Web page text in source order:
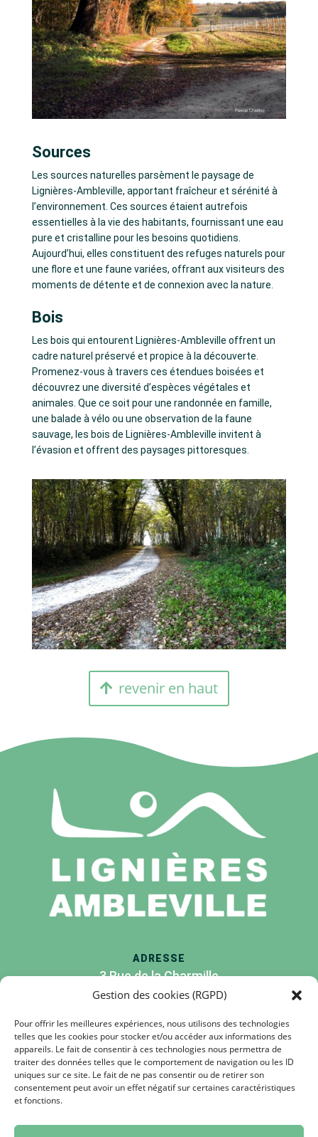
Gestion des cookies (RGPD)
Pour offrir les meilleures expériences, nous utilisons des technologies
telles que les cookies pour stocker et/ou accéder aux informations des
appareils. Le fait de consentir à ces technologies nous permettra de
traiter des données telles que le comportement de navigation ou les ID
uniques sur ce site. Le fait de ne pas consentir ou de retirer son
consentement peut avoir un effet négatif sur certaines caractéristiques
et fonctions.
Sources
Les sources naturelles parsèment le paysage de
Lignières-Ambleville, apportant fraîcheur et sérénité à
l’environnement. Ces sources étaient autrefois
essentielles à la vie des habitants, fournissant une eau
pure et cristalline pour les besoins quotidiens.
Aujourd’hui, elles constituent des refuges naturels pour
une flore et une faune variées, offrant aux visiteurs des
moments de détente et de connexion avec la nature.
Bois
Les bois qui entourent Lignières-Ambleville offrent un
cadre naturel préservé et propice à la découverte.
Promenez-vous à travers ces étendues boisées et
découvrez une diversité d’espèces végétales et
animales. Que ce soit pour une randonnée en famille,
une balade à vélo ou une observation de la faune
sauvage, les bois de Lignières-Ambleville invitent à
l’évasion et offrent des paysages pittoresques.
revenir en haut
ADRESSE
3 Rue de la Charmille
Lignières-Sonneville
TÉLÉPHONE
05 45 80 50 10